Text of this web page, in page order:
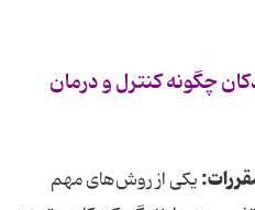
چگونه کنترل و درمان
یکی از روش‌های مهم